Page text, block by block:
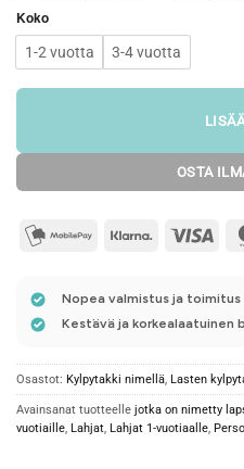
Koko
1-2 vuotta 3-4 vuotta
OSTA
mobilepay2 Klarna Visa
Nopea valmistus ja toimitus
Kestävä ja korkealaatuinen
Osastot: Kylpytakki nimellä Lasten
Avainsanat tuotteelle jotka on nimetty
vuotiaille Lahjat Lahjat 1-vuotiaalle